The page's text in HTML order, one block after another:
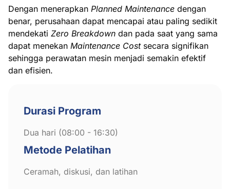
Dengan menerapkan Planned Maintenance dengan
benar, perusahaan dapat mencapai atau paling sedikit
mendekati Zero Breakdown dan pada saat yang sama
dapat menekan Maintenance Cost secara signifikan
sehingga perawatan mesin menjadi semakin efektif
dan efisien.
Durasi Program
Dua hari (08:00 - 16:30)
Metode Pelatihan
Ceramah, diskusi, dan latihan